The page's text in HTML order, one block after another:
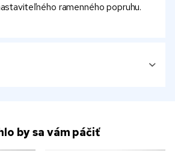
ramenného popruhu.
by sa vám páčiť